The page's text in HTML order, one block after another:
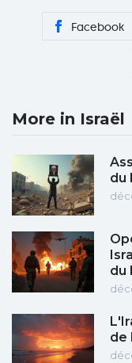
Facebook
More in Israël
du
du
de